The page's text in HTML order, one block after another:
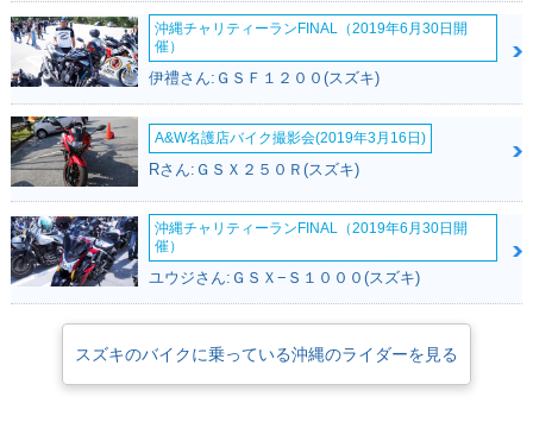
沖縄チャリティーランFINAL（2019年6月30日開
催）
伊禮さん:ＧＳＦ１２００(スズキ)
A&W名護店バイク撮影会(2019年3月16日)
Rさん:ＧＳＸ２５０Ｒ(スズキ)
沖縄チャリティーランFINAL（2019年6月30日開
催）
ユウジさん:ＧＳＸ−Ｓ１０００(スズキ)
スズキのバイクに乗っている沖縄のライダーを見る